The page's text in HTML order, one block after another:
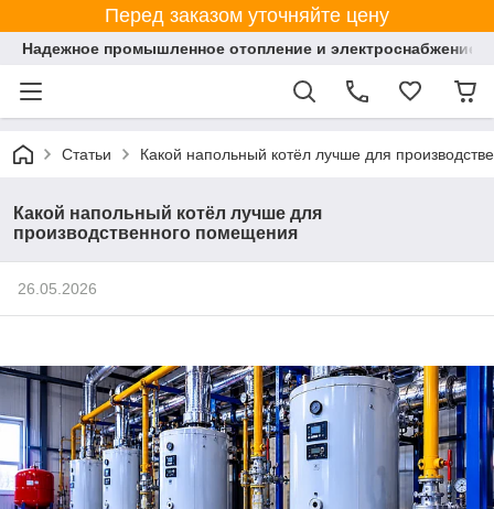
Перед заказом уточняйте цену
Надежное промышленное отопление и электроснабжение
Статьи Какой напольный котёл лучше для
Какой напольный котёл лучше для
производственного помещения
26.05.2026